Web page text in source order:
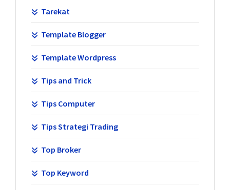
Tarekat
Template Blogger
Template Wordpress
Tips and Trick
Tips Computer
Tips Strategi Trading
Top Broker
Top Keyword